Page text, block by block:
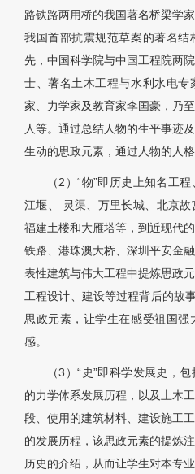
路铁路两用桥的我国著名桥梁学
我国首部抗震规范草案的著名结
先，中国科学院与中国工程院两
士、著名土木工程与水利水电
家、力学家及教育家李国豪，乃
人等。通过总结人物的生平事迹
生动的思政元素，通过人物的人格
（2）“物”即历史上知名工
江堰、 灵渠、万里长城、北京故
福建土楼和大雁塔等，到近现代
铁路、港珠澳大桥、深圳平安金
表性建筑与伟大工程中提炼思政
工程设计、建设等过程背后的故
思政元素，让学生在感受祖国
感。
（3）“史”即科学发展史，
的力学体系发展历程，以及土木
段、使用的建筑材料、建设施工
的发展历程，该思政元素的提炼
历史的介绍，从而让学生对本专